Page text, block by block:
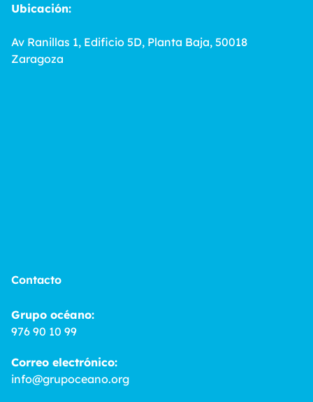
Ubicación:
Av Ranillas 1, Edificio 5D, Planta Baja, 50018
Zaragoza
Contacto
Grupo océano:
976 90 10 99
Correo electrónico:
info@grupoceano.org